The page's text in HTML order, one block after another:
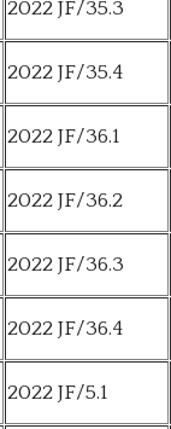
2022 JF/35.3
2022 JF/35.4
2022 JF/36.1
2022 JF/36.2
2022 JF/36.3
2022 JF/36.4
2022 JF/5.1